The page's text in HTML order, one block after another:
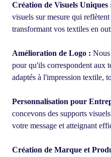
Création de Visuels Uniques
visuels sur mesure qui
transformant vos textiles en
Amélioration de Logo : Nous
pour qu'ils correspondent aux
adaptés à l'impression textile,
Personnalisation pour
concevons des supports
votre message et atteignant
Création de Marque et